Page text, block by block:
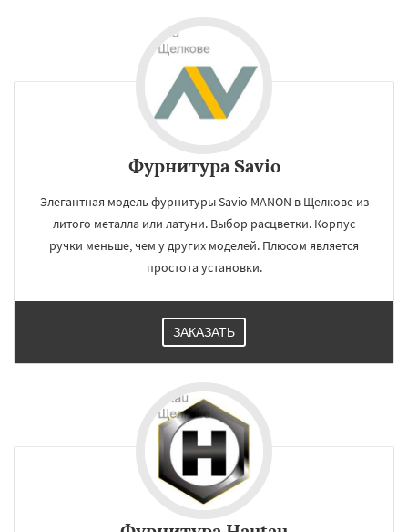
Фурнитура Savio
Элегантная модель фурнитуры Savio MANON в Щелкове из
литого металла или латуни. Выбор расцветки. Корпус
ручки меньше, чем у других моделей. Плюсом является
простота установки.
ЗАКАЗАТЬ